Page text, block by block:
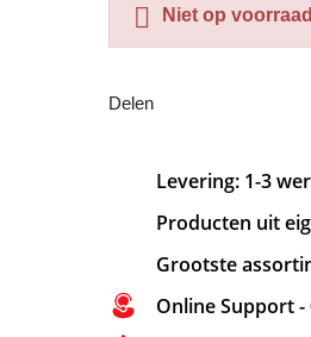
 Niet op voorraad
Delen
Levering: 1-3
Producten uit
Grootste
Online Support -